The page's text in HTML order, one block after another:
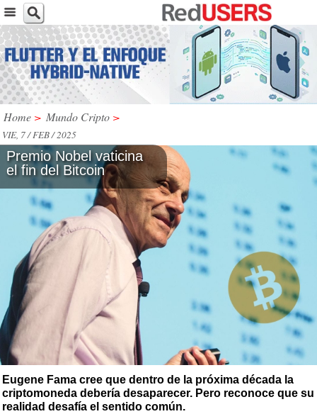
Home > Mundo Cripto >
VIE, 7 / FEB / 2025
Premio Nobel vaticina
el fin del Bitcoin
Eugene Fama cree que dentro de la próxima década la
criptomoneda debería desaparecer. Pero reconoce que su
realidad desafía el sentido común.